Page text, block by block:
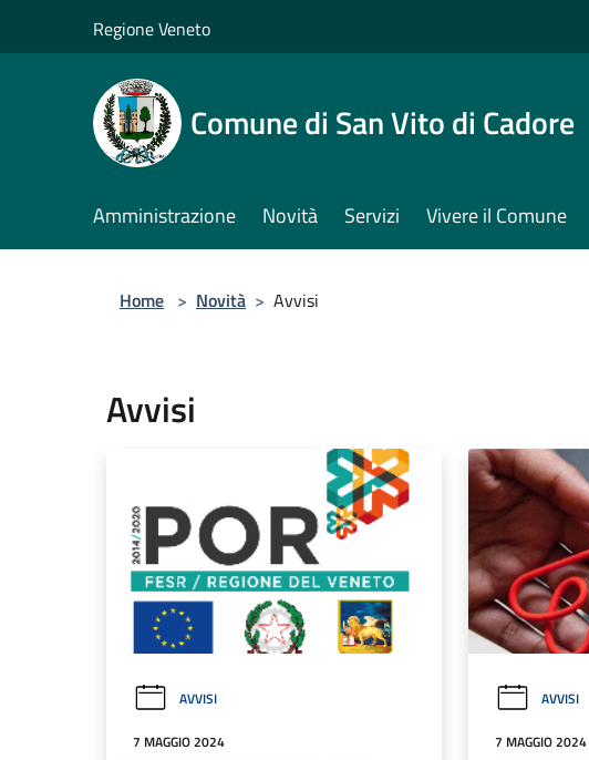
Regione Veneto
Comune di San Vito di Cadore
Amministrazione Novità Servizi Vivere il Comune
Home > Novità > Avvisi
Avvisi
AVVISI
7 MAGGIO 2024
AVVISI
7 MAGGIO 2024